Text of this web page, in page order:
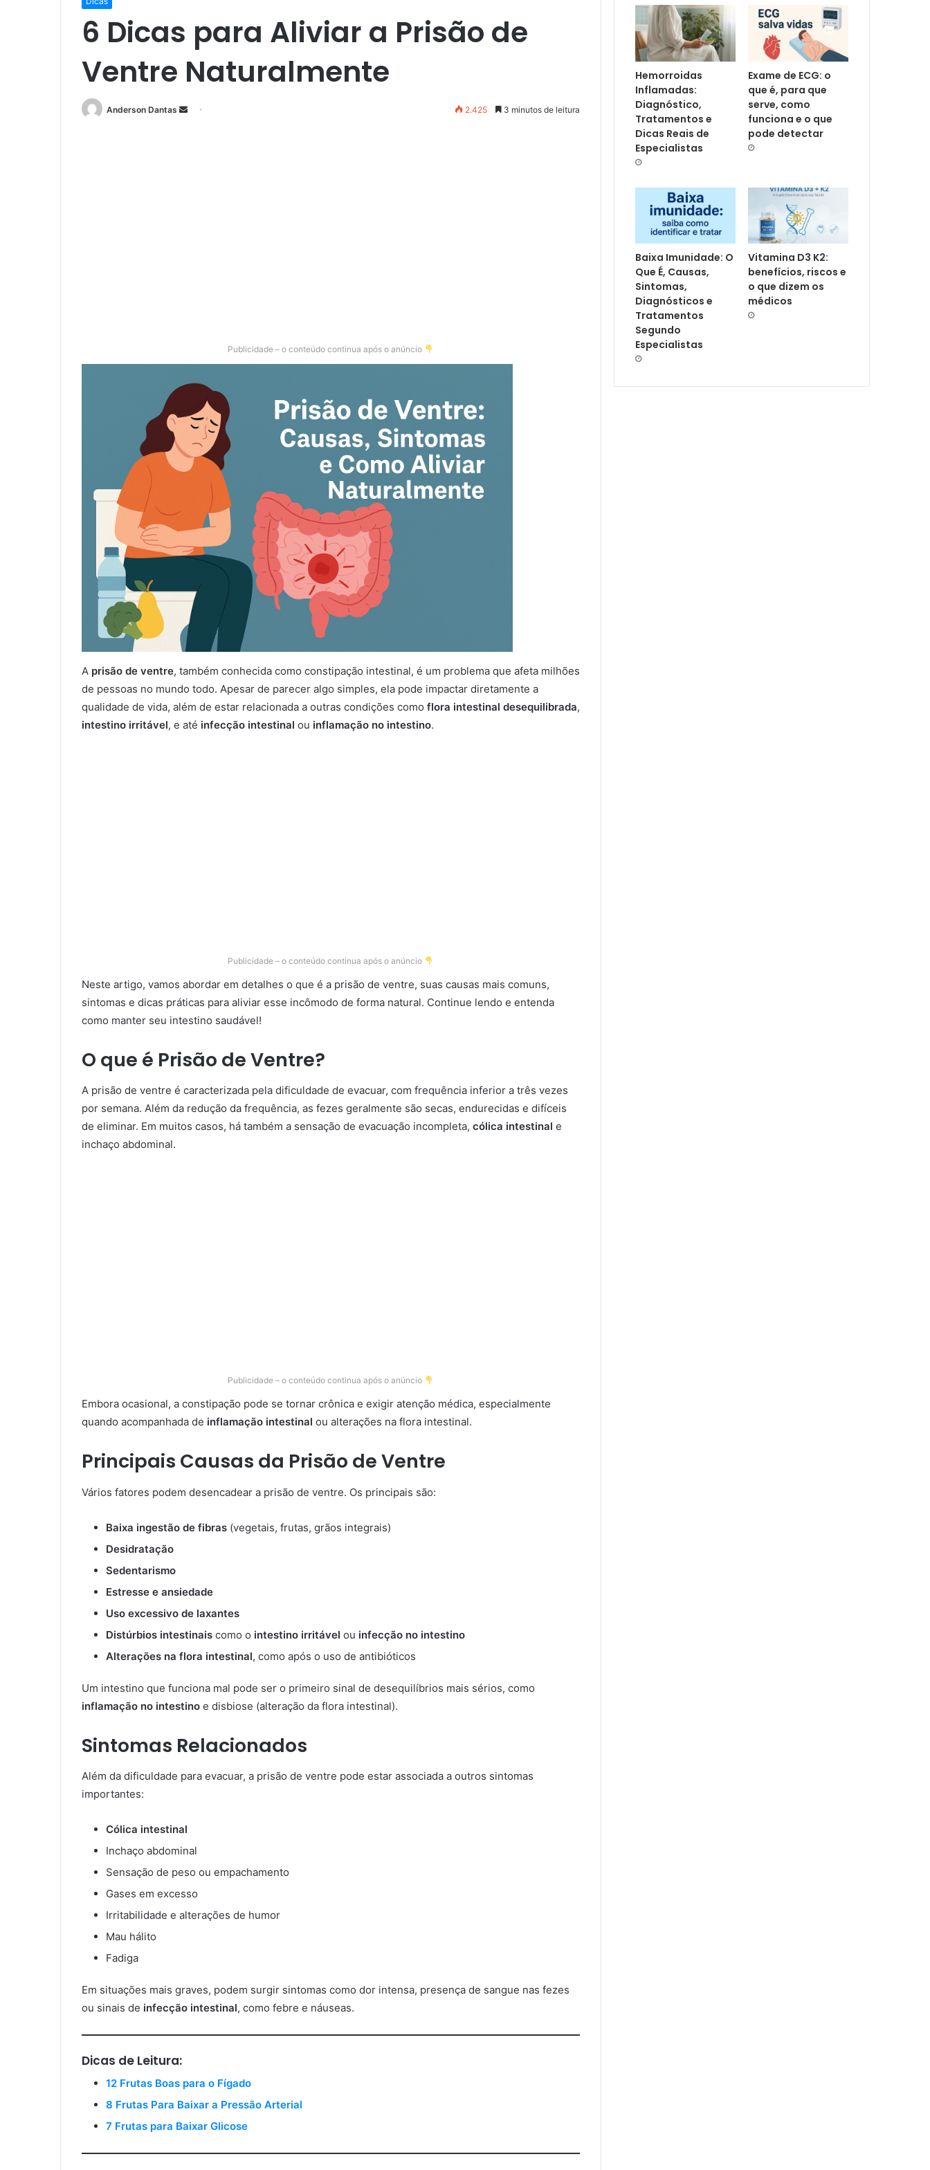
6 Dicas para Aliviar a Prisão de
Ventre Naturalmente
Anderson Dantas
Mande
2.425 3 minutos de leitura
Publicidade – o conteúdo continua após o anúncio
A prisão de ventre, também conhecida como constipação intestinal, é um problema que afeta milhões
de pessoas no mundo todo. Apesar de parecer algo simples, ela pode impactar diretamente a
qualidade de vida, além de estar relacionada a outras condições como flora intestinal desequilibrada,
intestino irritável, e até infecção intestinal ou inflamação no intestino.
Publicidade – o conteúdo continua após o anúncio
Neste artigo, vamos abordar em detalhes o que é a prisão de ventre, suas causas mais comuns,
sintomas e dicas práticas para aliviar esse incômodo de forma natural. Continue lendo e entenda
como manter seu intestino saudável!
O que é Prisão de Ventre?
A prisão de ventre é caracterizada pela dificuldade de evacuar, com frequência inferior a três vezes
por semana. Além da redução da frequência, as fezes geralmente são secas, endurecidas e difíceis
de eliminar. Em muitos casos, há também a sensação de evacuação incompleta, cólica intestinal e
inchaço abdominal.
Publicidade – o conteúdo continua após o anúncio
Embora ocasional, a constipação pode se tornar crônica e exigir atenção médica, especialmente
quando acompanhada de inflamação intestinal ou alterações na flora intestinal.
Principais Causas da Prisão de Ventre
Vários fatores podem desencadear a prisão de ventre. Os principais são:
Baixa ingestão de fibras (vegetais, frutas, grãos integrais)
Desidratação
Sedentarismo
Estresse e ansiedade
Uso excessivo de laxantes
Distúrbios intestinais como o intestino irritável ou infecção no intestino
Alterações na flora intestinal, como após o uso de antibióticos
Um intestino que funciona mal pode ser o primeiro sinal de desequilíbrios mais sérios, como
inflamação no intestino e disbiose (alteração da flora intestinal).
Sintomas Relacionados
Além da dificuldade para evacuar, a prisão de ventre pode estar associada a outros sintomas
importantes:
Cólica intestinal
Inchaço abdominal
Sensação de peso ou empachamento
Gases em excesso
Irritabilidade e alterações de humor
Mau hálito
Fadiga
Em situações mais graves, podem surgir sintomas como dor intensa, presença de sangue nas fezes
ou sinais de infecção intestinal, como febre e náuseas.
Dicas de Leitura:
12 Frutas Boas para o Fígado
8 Frutas Para Baixar a Pressão Arterial
7 Frutas para Baixar Glicose
Hemorroidas
Inflamadas:
Diagnóstico,
Tratamentos e
Dicas Reais de
Especialistas
Exame de ECG: o
que é, para que
serve, como
funciona e o que
pode detectar
Baixa Imunidade: O
Que É, Causas,
Sintomas,
Diagnósticos e
Tratamentos
Segundo
Especialistas
Vitamina D3 K2:
benefícios, riscos e
o que dizem os
médicos